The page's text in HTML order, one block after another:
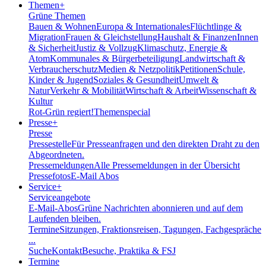
Themen+
Grüne Themen
Bauen & WohnenEuropa & InternationalesFlüchtlinge &
MigrationFrauen & GleichstellungHaushalt & FinanzenInnen
& SicherheitJustiz & VollzugKlimaschutz, Energie &
AtomKommunales & BürgerbeteiligungLandwirtschaft &
VerbraucherschutzMedien & NetzpolitikPetitionenSchule,
Kinder & JugendSoziales & GesundheitUmwelt &
NaturVerkehr & MobilitätWirtschaft & ArbeitWissenschaft &
Kultur
Rot-Grün regiert!Themenspecial
Presse+
Presse
PressestelleFür Presseanfragen und den direkten Draht zu den
Abgeordneten.
PressemeldungenAlle Pressemeldungen in der Übersicht
PressefotosE-Mail Abos
Service+
Serviceangebote
E-Mail-AbosGrüne Nachrichten abonnieren und auf dem
Laufenden bleiben.
TermineSitzungen, Fraktionsreisen, Tagungen, Fachgespräche
...
SucheKontaktBesuche, Praktika & FSJ
Termine